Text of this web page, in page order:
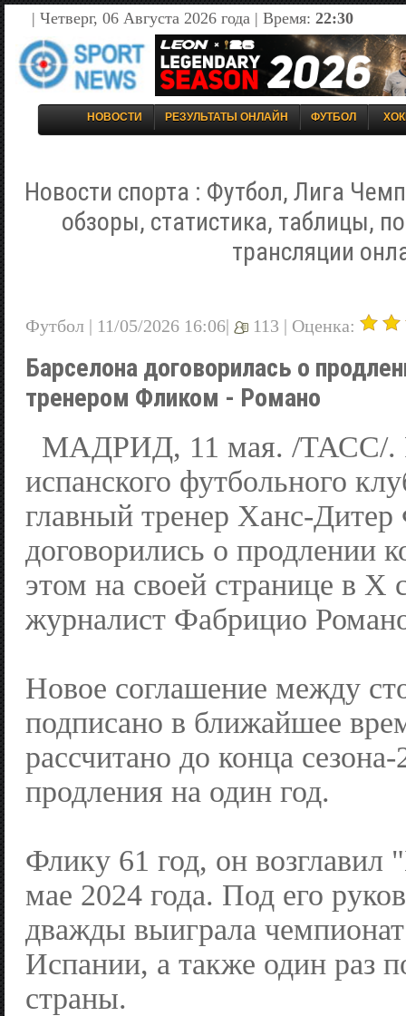
| Четверг, 06 Августа 2026 года | Время: 22:30
НОВОСТИ РЕЗУЛЬТАТЫ ОНЛАЙН ФУТБОЛ
Новости спорта : Футбол, Лига
обзоры, статистика, таблицы,
трансляции
Футбол | 11/05/2026 16:06| 113 | Оценка:
Барселона договорилась о
тренером Фликом - Романо
МАДРИД, 11 мая. /ТАСС/.
испанского футбольного
главный тренер Ханс-
договорились о продлении
этом на своей странице в X
журналист Фабрицио
Новое соглашение между
подписано в ближайшее
рассчитано до конца
продления на один год.
Флику 61 год, он возглавил
мае 2024 года. Под его
дважды выиграла
Испании, а также один раз
страны.